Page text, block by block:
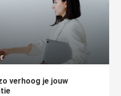
verhoog je jouw